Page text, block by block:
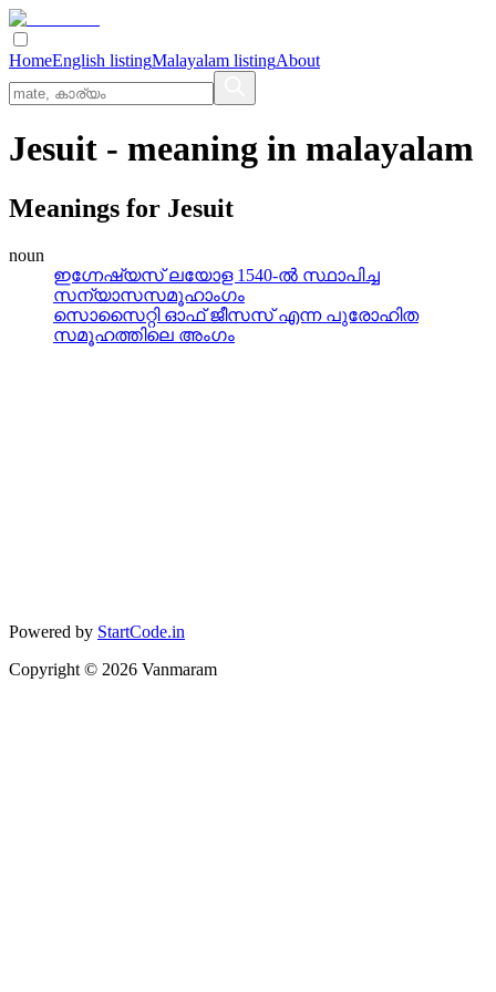
HomeEnglish listingMalayalam listingAbout
Jesuit - meaning in malayalam
Meanings for Jesuit
noun
ഇഗ്നേഷ്യസ്‌ ലയോള 1540-ല്‍ സ്ഥാപിച്ച
സന്യാസസമൂഹാംഗം
സൊസൈറ്റി ഓഫ്‌ ജീസസ്‌ എന്ന പുരോഹിത
സമൂഹത്തിലെ അംഗം
Powered by StartCode.in
Copyright © 2026 Vanmaram